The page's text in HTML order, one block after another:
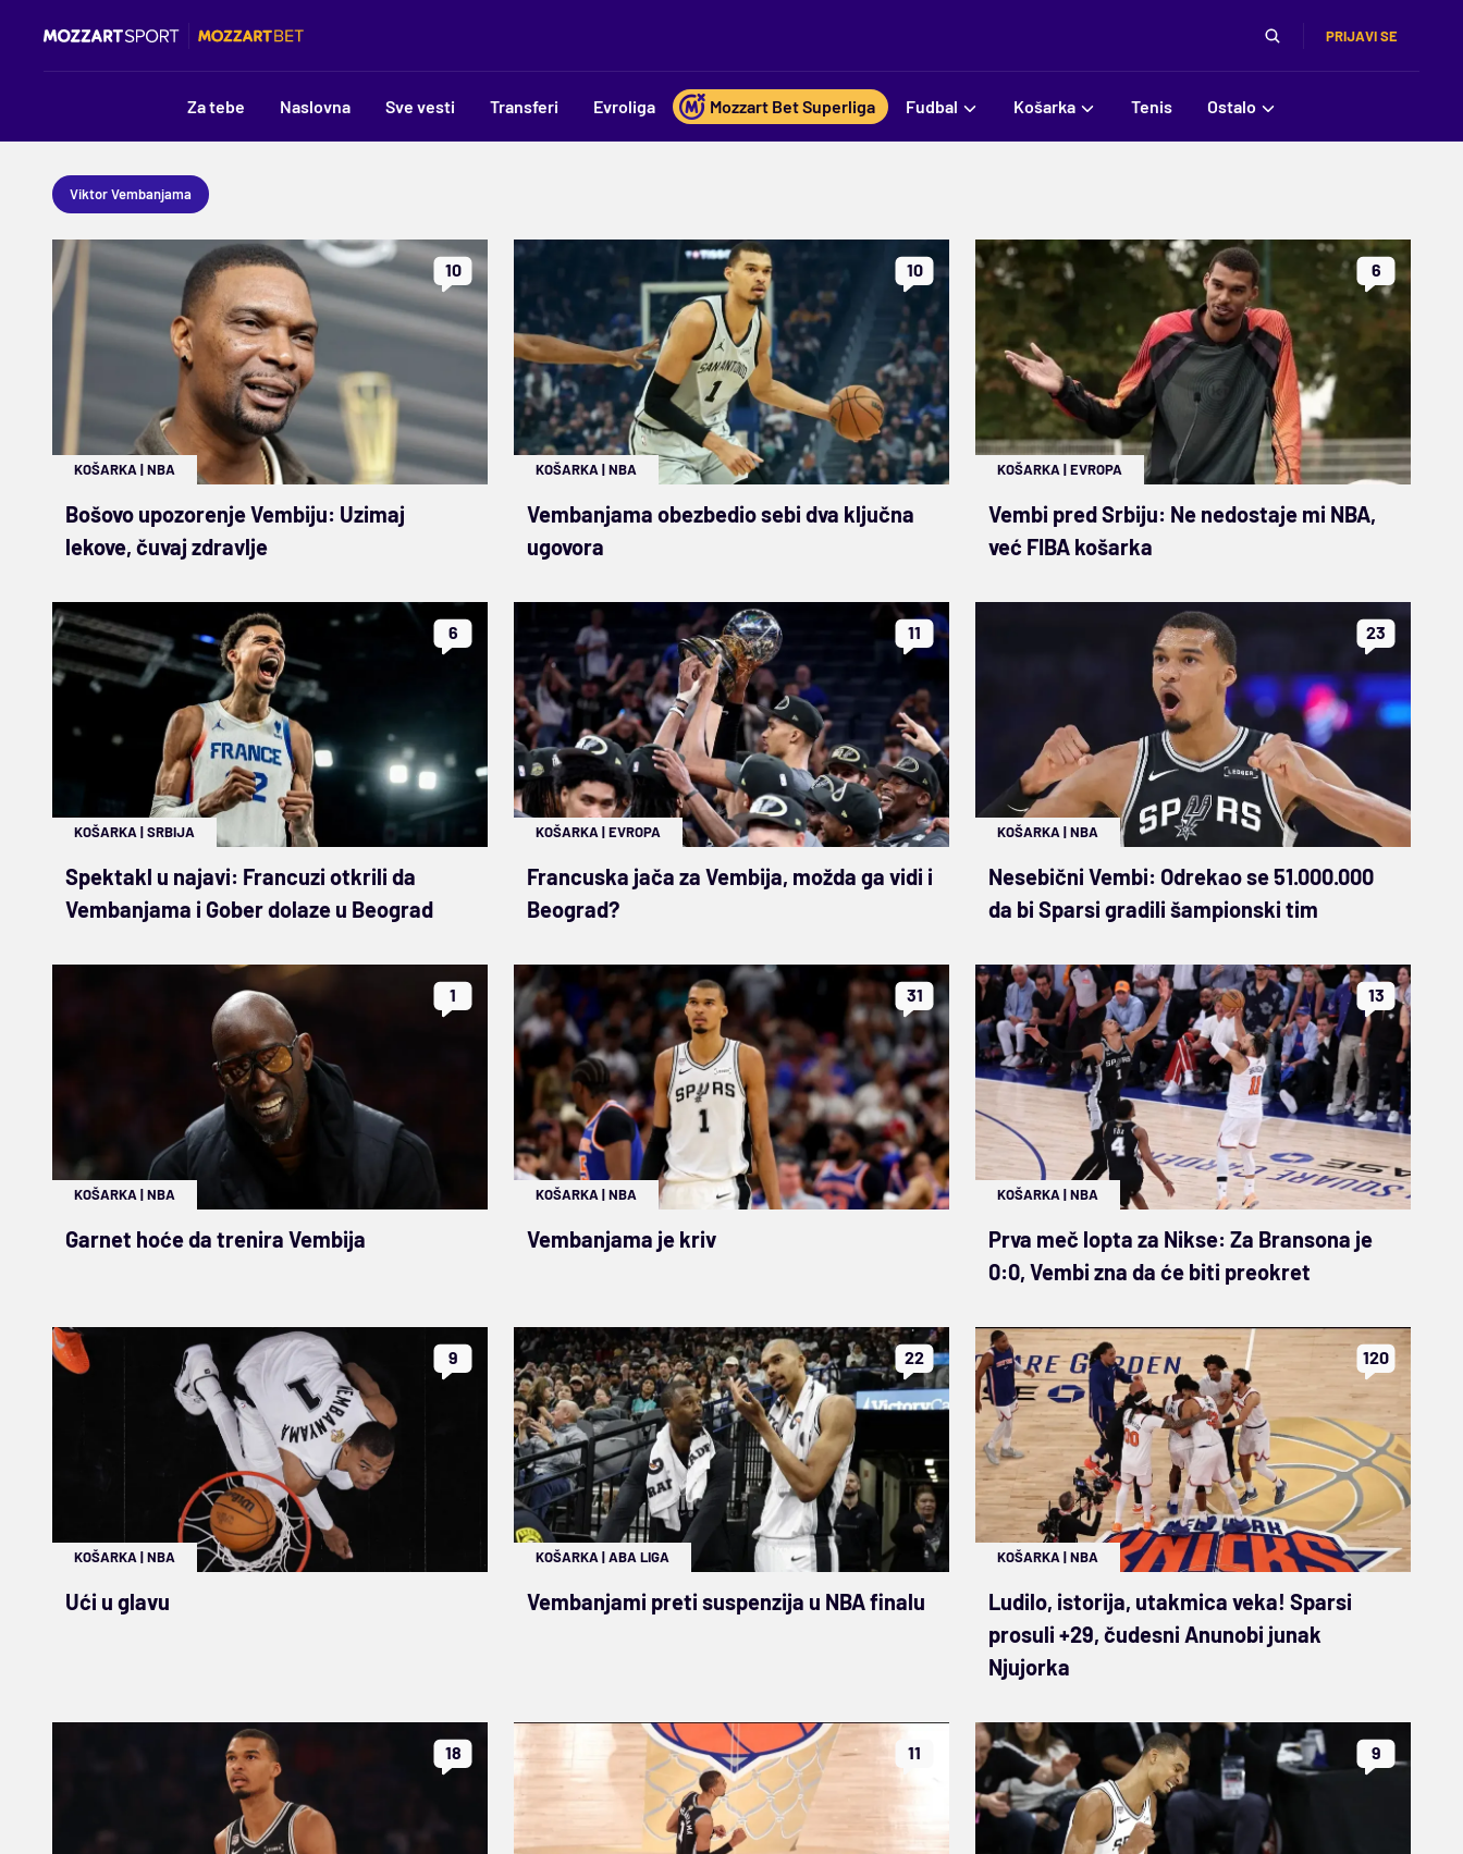
PRIJAVI SE
Za tebe Naslovna Sve vesti Transferi Evroliga Mozzart Bet Superliga Fudbal Košarka Tenis Ostalo
Viktor Vembanjama
10
KOŠARKA |NBA
Bošovo upozorenje Vembiju: Uzimaj
lekove, čuvaj zdravlje
10
KOŠARKA |NBA
Vembanjama obezbedio sebi dva ključna
ugovora
6
KOŠARKA |EVROPA
Vembi pred Srbiju: Ne nedostaje mi NBA,
već FIBA košarka
6
KOŠARKA |SRBIJA
Spektakl u najavi: Francuzi otkrili da
Vembanjama i Gober dolaze u Beograd
11
KOŠARKA |EVROPA
Francuska jača za Vembija, možda ga vidi i
Beograd?
23
KOŠARKA |NBA
Nesebični Vembi: Odrekao se 51.000.000
da bi Sparsi gradili šampionski tim
1
KOŠARKA |NBA
Garnet hoće da trenira Vembija
31
KOŠARKA |NBA
Vembanjama je kriv
13
KOŠARKA |NBA
Prva meč lopta za Nikse: Za Bransona je
0:0, Vembi zna da će biti preokret
9
KOŠARKA |NBA
Ući u glavu
22
KOŠARKA |ABA LIGA
Vembanjami preti suspenzija u NBA finalu
120
KOŠARKA |NBA
Ludilo, istorija, utakmica veka! Sparsi
prosuli +29, čudesni Anunobi junak
Njujorka
18 11 9